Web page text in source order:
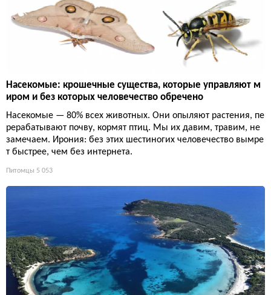
Насекомые: крошечные существа, которые управляют м
иром и без которых человечество обречено
Насекомые — 80% всех животных. Они опыляют растения, пе
рерабатывают почву, кормят птиц. Мы их давим, травим, не
замечаем. Ирония: без этих шестиногих человечество вымре
т быстрее, чем без интернета.
Питомцы 5 053